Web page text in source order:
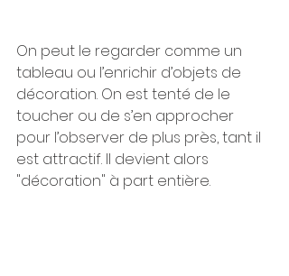
On peut le regarder comme un
tableau ou l’enrichir d’objets de
décoration. On est tenté de le
toucher ou de s’en approcher
pour l’observer de plus près, tant il
est attractif. Il devient alors
"décoration" à part entière.